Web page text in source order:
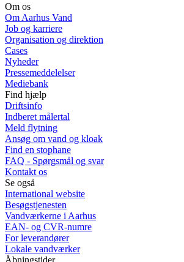
Om os
Om Aarhus Vand
Job og karriere
Organisation og direktion
Cases
Nyheder
Pressemeddelelser
Mediebank
Find hjælp
Driftsinfo
Indberet målertal
Meld flytning
Ansøg om vand og kloak
Find en stophane
FAQ - Spørgsmål og svar
Kontakt os
Se også
International website
Besøgstjenesten
Vandværkerne i Aarhus
EAN- og CVR-numre
For leverandører
Lokale vandværker
Åbningstider